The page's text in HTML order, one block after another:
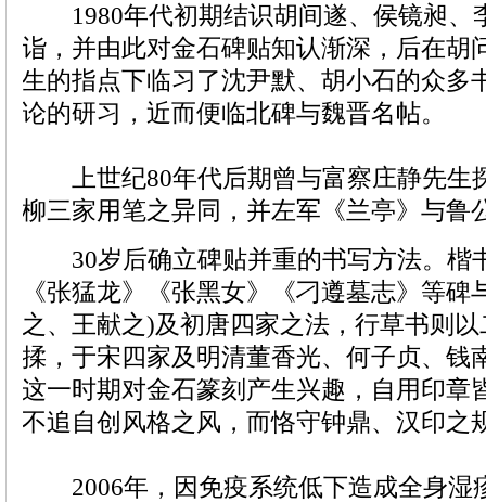
1980年代初期结识胡间遂、侯镜昶、
诣，并由此对金石碑贴知认渐深，后在胡
生的指点下临习了沈尹默、胡小石的众多
论的研习，近而便临北碑与魏晋名帖。
上世纪80年代后期曾与富察庄静先生
柳三家用笔之异同，并左军《兰亭》与鲁
30岁后确立碑贴并重的书写方法。楷
《张猛龙》《张黑女》《刁遵墓志》等碑
之、王献之)及初唐四家之法，行草书则
揉，于宋四家及明清董香光、何子贞、钱
这一时期对金石篆刻产生兴趣，自用印章
不追自创风格之风，而恪守钟鼎、汉印之
2006年，因免疫系统低下造成全身湿